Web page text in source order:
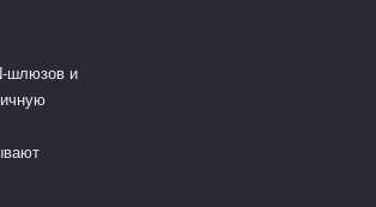
шлюзов и